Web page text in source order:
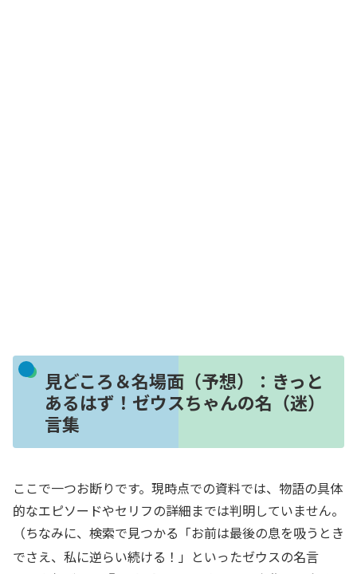
見どころ＆名場面（予想）：きっと
あるはず！ゼウスちゃんの名（迷）
言集
ここで一つお断りです。現時点での資料では、物語の具体
的なエピソードやセリフの詳細までは判明していません。
（ちなみに、検索で見つかる「お前は最後の息を吸うとき
でさえ、私に逆らい続ける！」といったゼウスの名言